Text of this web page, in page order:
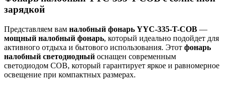
зарядкой
Представляем вам налобный фонарь YYC-335-T-COB —
мощный налобный фонарь, который идеально подойдет для
активного отдыха и бытового использования. Этот фонарь
налобный светодиодный оснащен современным
светодиодом COB, который гарантирует яркое и равномерное
освещение при компактных размерах.